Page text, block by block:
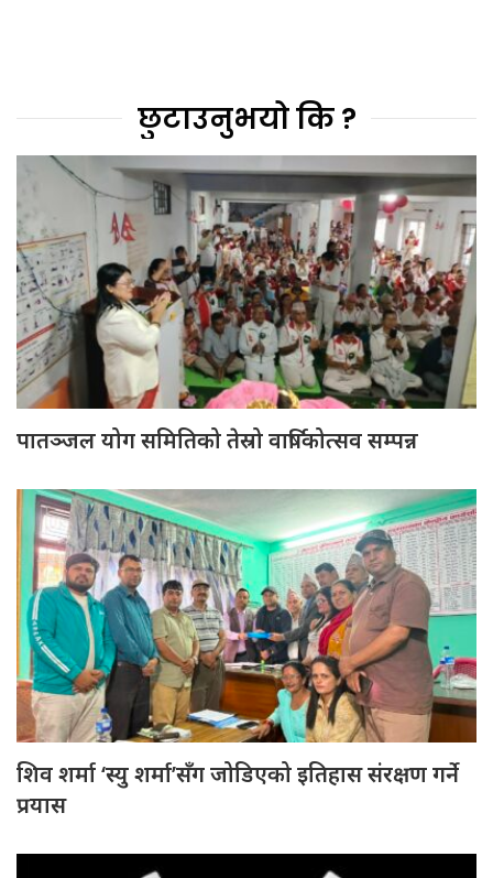
छुटाउनुभयो कि ?
पातञ्जल योग समितिको तेस्रो वार्षिकोत्सव सम्पन्न
शिव शर्मा ‘स्यु शर्मा’सँग जोडिएको इतिहास संरक्षण गर्ने
प्रयास